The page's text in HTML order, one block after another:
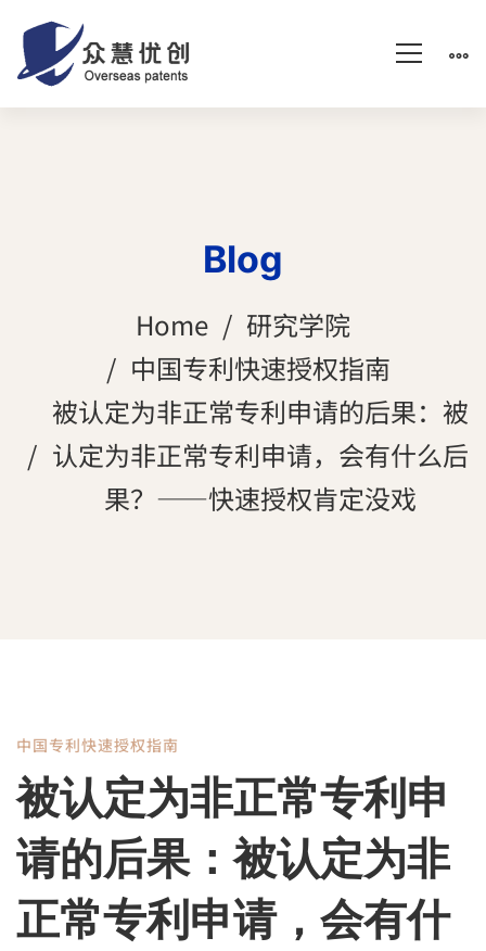
Blog
Home
研究学院
中国专利快速授权指南
被认定为非正常专利申请的后果：被
认定为非正常专利申请，会有什么后
果？——快速授权肯定没戏
被
认
定
中国专利快速授权指南
被认定为非正常专利申
请的后果：被认定为非
正常专利申请，会有什